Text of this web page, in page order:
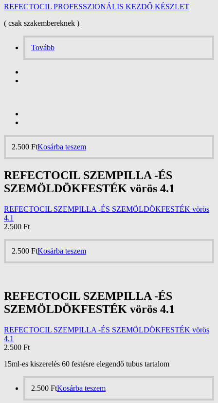
REFECTOCIL PROFESSZIONÁLIS KEZDŐ KÉSZLET
( csak szakembereknek )
Tovább
2.500 FtKosárba teszem
REFECTOCIL SZEMPILLA -ÉS
SZEMÖLDÖKFESTÉK vörös 4.1
REFECTOCIL SZEMPILLA -ÉS SZEMÖLDÖKFESTÉK vörös
4.1
2.500 Ft
2.500 FtKosárba teszem
REFECTOCIL SZEMPILLA -ÉS
SZEMÖLDÖKFESTÉK vörös 4.1
REFECTOCIL SZEMPILLA -ÉS SZEMÖLDÖKFESTÉK vörös
4.1
2.500 Ft
15ml-es kiszerelés 60 festésre elegendő tubus tartalom
2.500 FtKosárba teszem